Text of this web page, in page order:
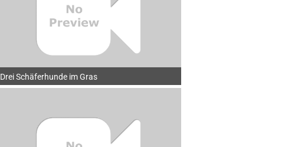
Drei Schäferhunde im Gras